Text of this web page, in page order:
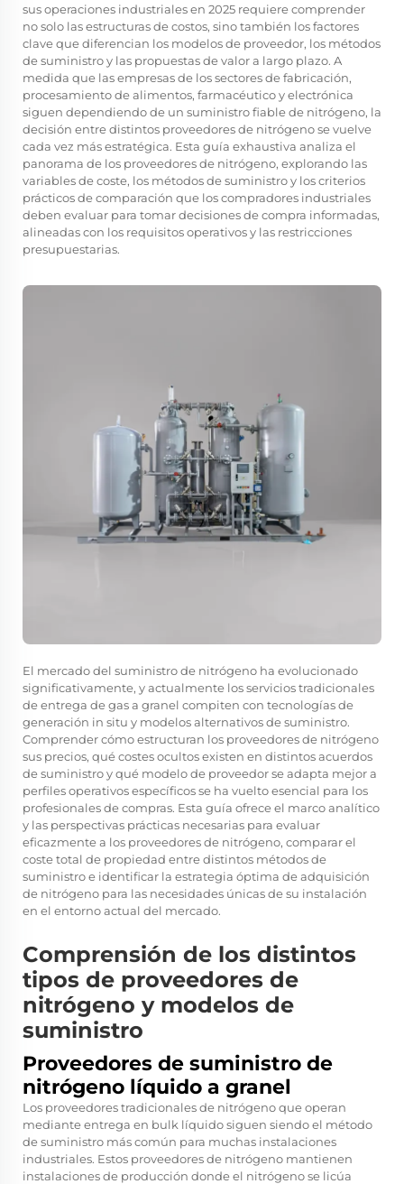
sus operaciones industriales en 2025 requiere comprender
no solo las estructuras de costos, sino también los factores
clave que diferencian los modelos de proveedor, los métodos
de suministro y las propuestas de valor a largo plazo. A
medida que las empresas de los sectores de fabricación,
procesamiento de alimentos, farmacéutico y electrónica
siguen dependiendo de un suministro fiable de nitrógeno, la
decisión entre distintos proveedores de nitrógeno se vuelve
cada vez más estratégica. Esta guía exhaustiva analiza el
panorama de los proveedores de nitrógeno, explorando las
variables de coste, los métodos de suministro y los criterios
prácticos de comparación que los compradores industriales
deben evaluar para tomar decisiones de compra informadas,
alineadas con los requisitos operativos y las restricciones
presupuestarias.
El mercado del suministro de nitrógeno ha evolucionado
significativamente, y actualmente los servicios tradicionales
de entrega de gas a granel compiten con tecnologías de
generación in situ y modelos alternativos de suministro.
Comprender cómo estructuran los proveedores de nitrógeno
sus precios, qué costes ocultos existen en distintos acuerdos
de suministro y qué modelo de proveedor se adapta mejor a
perfiles operativos específicos se ha vuelto esencial para los
profesionales de compras. Esta guía ofrece el marco analítico
y las perspectivas prácticas necesarias para evaluar
eficazmente a los proveedores de nitrógeno, comparar el
coste total de propiedad entre distintos métodos de
suministro e identificar la estrategia óptima de adquisición
de nitrógeno para las necesidades únicas de su instalación
en el entorno actual del mercado.
Comprensión de los distintos
tipos de proveedores de
nitrógeno y modelos de
suministro
Proveedores de suministro de
nitrógeno líquido a granel
Los proveedores tradicionales de nitrógeno que operan
mediante entrega en bulk líquido siguen siendo el método
de suministro más común para muchas instalaciones
industriales. Estos proveedores de nitrógeno mantienen
instalaciones de producción donde el nitrógeno se licúa